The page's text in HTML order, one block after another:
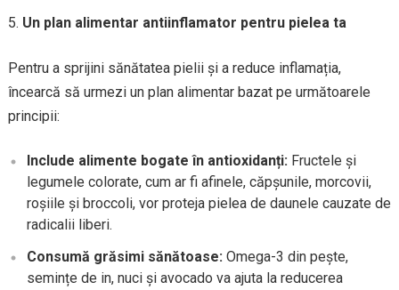
Un plan alimentar antiinflamator pentru pielea ta
Pentru a sprijini sănătatea pielii și a reduce inflamația,
încearcă să urmezi un plan alimentar bazat pe următoarele
principii:
Include alimente bogate în antioxidanți: Fructele și
legumele colorate, cum ar fi afinele, căpșunile, morcovii,
roșiile și broccoli, vor proteja pielea de daunele cauzate de
radicalii liberi.
Consumă grăsimi sănătoase: Omega-3 din pește,
semințe de in, nuci și avocado va ajuta la reducerea